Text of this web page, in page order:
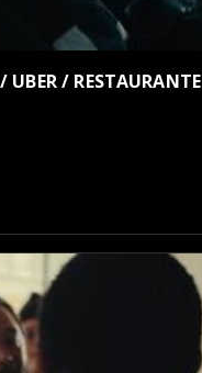
UBER / RESTAURANTE